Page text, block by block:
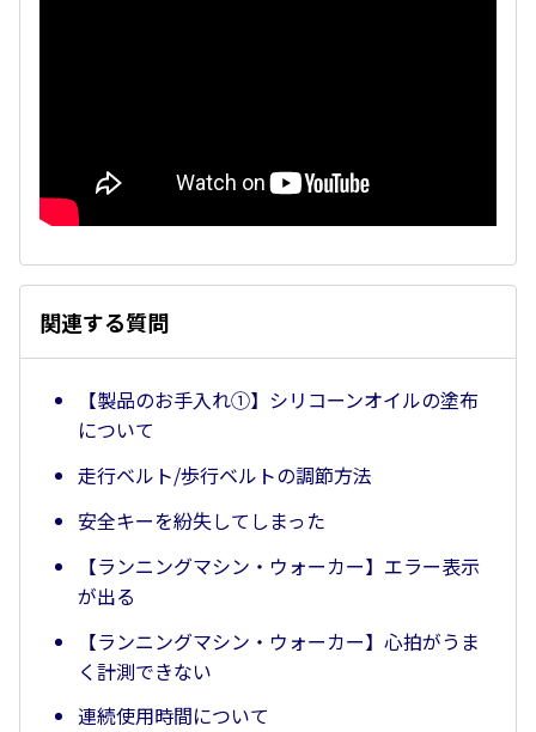
関連する質問
【製品のお手入れ①】シリコーンオイルの塗布
について
走行ベルト/歩行ベルトの調節方法
安全キーを紛失してしまった
【ランニングマシン・ウォーカー】エラー表示
が出る
【ランニングマシン・ウォーカー】心拍がうま
く計測できない
連続使用時間について